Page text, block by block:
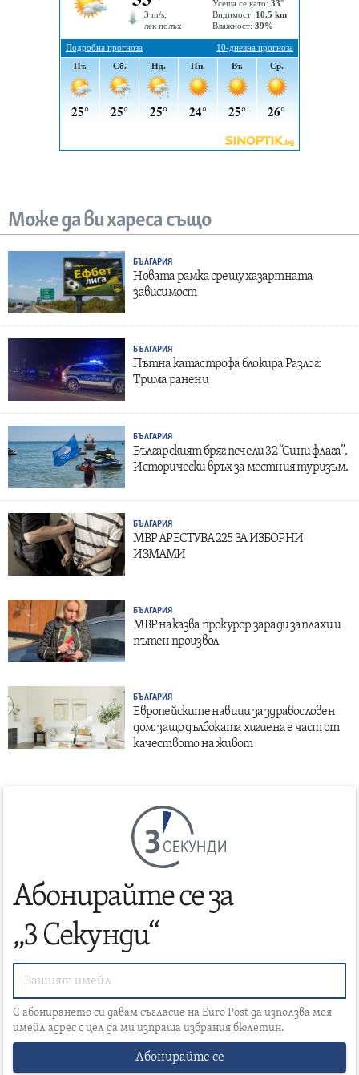
Може да ви хареса също
БЪЛГАРИЯ
Новата рамка срещу хазартната
зависимост
БЪЛГАРИЯ
Пътна катастрофа блокира Разлог:
Трима ранени
БЪЛГАРИЯ
Българският бряг печели 32 “Сини флага”.
Исторически връх за местния туризъм.
БЪЛГАРИЯ
МВР АРЕСТУВА 225 ЗА ИЗБОРНИ
ИЗМАМИ
БЪЛГАРИЯ
МВР наказва прокурор заради заплахи и
пътен произвол
БЪЛГАРИЯ
Европейските навици за здравословен
дом: защо дълбоката хигиена е част от
качеството на живот
СЕКУНДИ
Абонирайте се за
„3 Секунди“
С абонирането си давам съгласие на Euro Post да използва моя
имейл адрес с цел да ми изпраща избрания бюлетин.
Абонирайте се